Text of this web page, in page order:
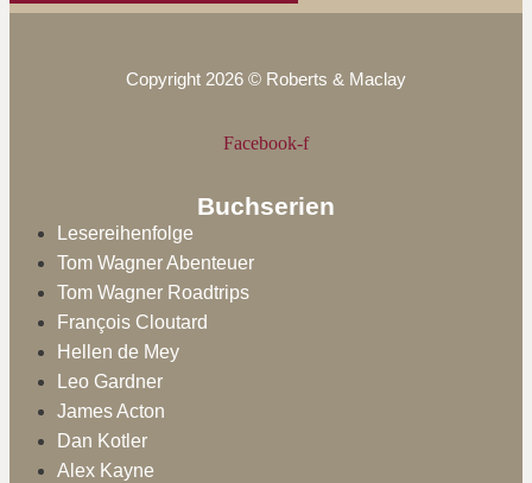
Copyright 2026 © Roberts & Maclay
Facebook-f
Buchserien
Lesereihenfolge
Tom Wagner Abenteuer
Tom Wagner Roadtrips
François Cloutard
Hellen de Mey
Leo Gardner
James Acton
Dan Kotler
Alex Kayne